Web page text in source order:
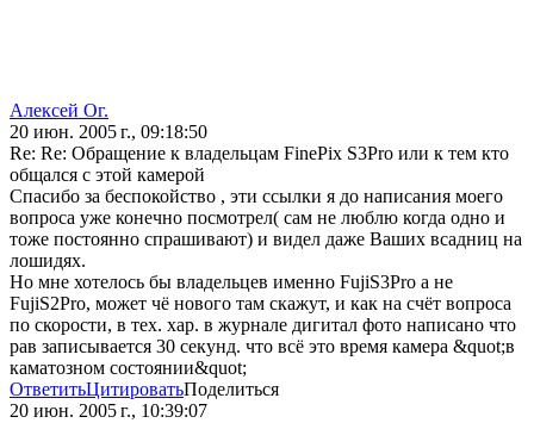
Алексей Ог.
20 июн. 2005 г., 09:18:50
Re: Re: Обращение к владельцам FinePix S3Pro или к тем кто
общался с этой камерой
Спасибо за беспокойство , эти ссылки я до написания моего
вопроса уже конечно посмотрел( сам не люблю когда одно и
тоже постоянно спрашивают) и видел даже Ваших всадниц на
лошидях.
Но мне хотелось бы владельцев именно FujiS3Pro а не
FujiS2Pro, может чё нового там скажут, и как на счёт вопроса
по скорости, в тех. хар. в журнале дигитал фото написано что
рав записывается 30 секунд. что всё это время камера &quot;в
каматозном состоянии&quot;
ОтветитьЦитироватьПоделиться
20 июн. 2005 г., 10:39:07